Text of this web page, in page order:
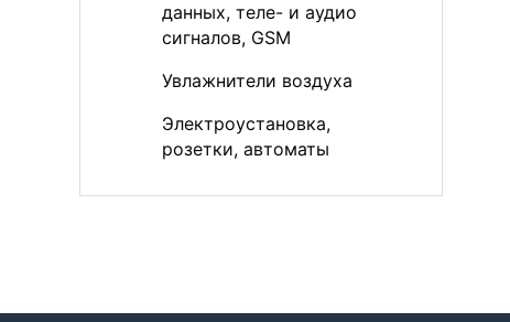
данных, теле- и аудио
сигналов, GSM
Увлажнители воздуха
Электроустановка,
розетки, автоматы